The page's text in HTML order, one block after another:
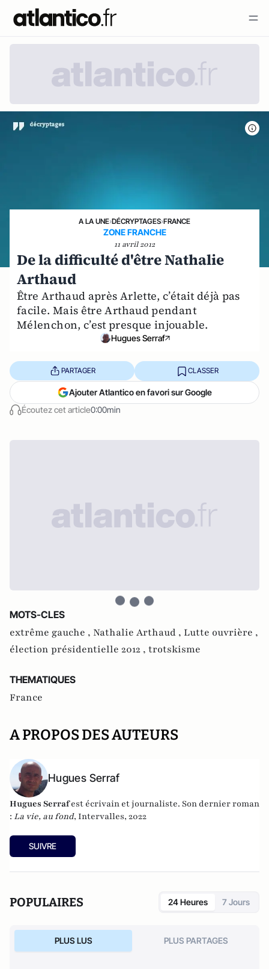
A LA UNE›DÉCRYPTAGES›FRANCE
ZONE FRANCHE
11 avril 2012
De la difficulté d'être Nathalie
Arthaud
Être Arthaud après Arlette, c’était déjà pas
facile. Mais être Arthaud pendant
Mélenchon, c’est presque injouable.
Hugues Serraf
Écoutez cet article0:00min
PARTAGER CLASSER
Ajouter Atlantico en favori sur Google
MOTS-CLES
extrême gauche , Nathalie Arthaud , Lutte ouvrière ,
élection présidentielle 2012 , trotskisme
THEMATIQUES
France
A PROPOS DES AUTEURS
Hugues Serraf
Hugues Serrafest écrivain et journaliste. Son dernier roman
: La vie, au fond, Intervalles, 2022
SUIVRE
POPULAIRES 24 Heures 7 Jours
PLUS LUS PLUS PARTAGES